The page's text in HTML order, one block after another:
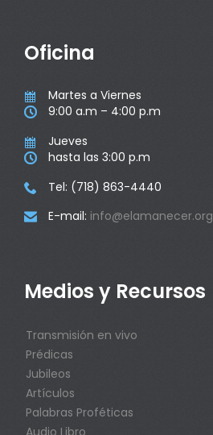
Oficina
 Martes a Viernes
 9:00 a.m – 4:00 p.m
 Jueves
 hasta las 3:00 p.m
 Tel: (718) 863-4440
 E-mail: info@elamanecer.org
Medios y Recursos
Transmisión en vivo
Prédicas
Jubileos
Artículos
Palabras Proféticas